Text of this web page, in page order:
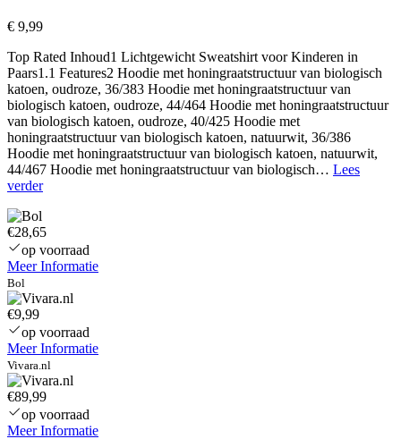
€ 9,99
Top Rated Inhoud1 Lichtgewicht Sweatshirt voor Kinderen in
Paars1.1 Features2 Hoodie met honingraatstructuur van biologisch
katoen, oudroze, 36/383 Hoodie met honingraatstructuur van
biologisch katoen, oudroze, 44/464 Hoodie met honingraatstructuur
van biologisch katoen, oudroze, 40/425 Hoodie met
honingraatstructuur van biologisch katoen, natuurwit, 36/386
Hoodie met honingraatstructuur van biologisch katoen, natuurwit,
44/467 Hoodie met honingraatstructuur van biologisch… Lees
verderHot
capuchon
trui
Kinderen
€28,65
op voorraad
Meer Informatie
Bol
€9,99
op voorraad
Meer Informatie
Vivara.nl
€89,99
op voorraad
Meer Informatie